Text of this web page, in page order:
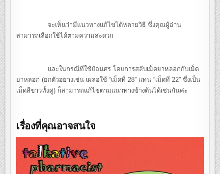
จะเห็นว่ามีแนวทางแก้ไขได้หลายวิธี ซึ่งคุณผู้อ่าน
สามารถเลือกใช้ได้ตามความสะดวก
และในกรณีที่ใช้ย้อนศร โดยการสลับเม็ดยาหลอกกับเม็ด
ยาหลอก (ยกตัวอย่างเช่น เผลอใช้ “เม็ดที่ 28” แทน “เม็ดที่ 22” ซึ่งเป็น
เม็ดสีขาวทั้งคู่) ก็สามารถแก้ไขตามแนวทางข้างต้นได้เช่นกันค่ะ
เรื่องที่คุณอาจสนใจ